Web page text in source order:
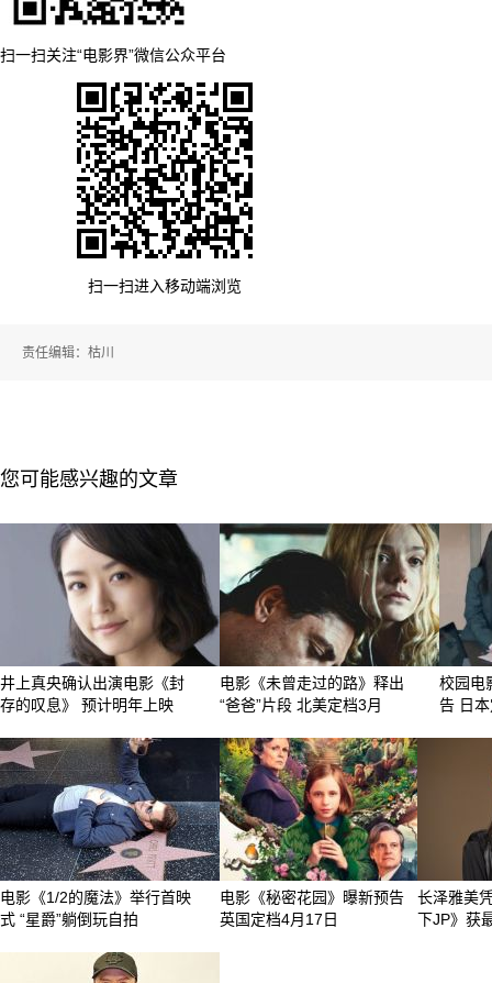
扫一扫关注“电影界”微信公众平台
扫一扫进入移动端浏览
责任编辑：枯川
您可能感兴趣的文章
井上真央确认出演电影《封
存的叹息》 预计明年上映
电影《未曾走过的路》释出
“爸爸”片段 北美定档3月
校园电
告 日
电影《1/2的魔法》举行首映
式 “星爵”躺倒玩自拍
电影《秘密花园》曝新预告
英国定档4月17日
长泽雅美
下JP》获